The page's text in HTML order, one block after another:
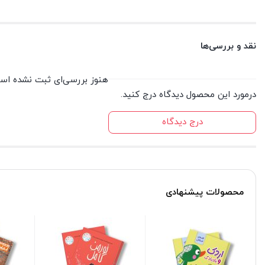
نقد و بررسی‌ها
درمورد این محصول دیدگاه درج کنید.
درج دیدگاه
هنوز بررسی‌ای ثبت نشده
محصولات پیشنهادی